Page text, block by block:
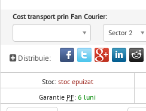
Cost transport prin Fan Courier:
Sector 2
Distribuie:
Stoc: stoc epuizat
Garantie PF:6 luni